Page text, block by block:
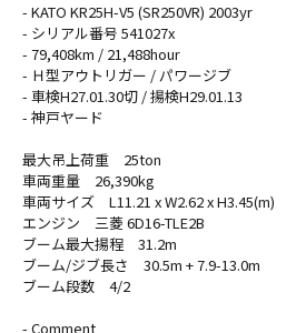
- KATO KR25H-V5 (SR250VR) 2003yr
- シリアル番号 541027x
- 79,408km / 21,488hour
- Ｈ型アウトリガー / パワージブ
- 車検H27.01.30切 / 揚検H29.01.13
- 神戸ヤード
最大吊上荷重 25ton
車両重量 26,390kg
車両サイズ L11.21 x W2.62 x H3.45(m)
エンジン 三菱 6D16-TLE2B
ブーム最大揚程 31.2m
ブーム/ジブ長さ 30.5m + 7.9-13.0m
ブーム段数 4/2
- Comment